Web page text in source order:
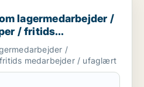
/
lagermedarbejder /
/ fritids
/
medarbejder / ufaglært